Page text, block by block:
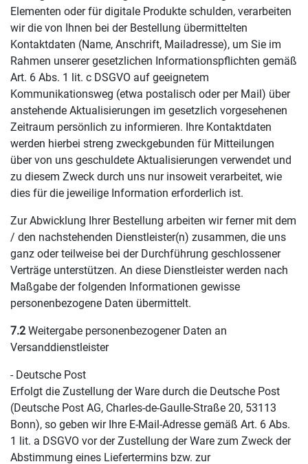
Elementen oder für digitale Produkte schulden, verarbeiten
wir die von Ihnen bei der Bestellung übermittelten
Kontaktdaten (Name, Anschrift, Mailadresse), um Sie im
Rahmen unserer gesetzlichen Informationspflichten gemäß
Art. 6 Abs. 1 lit. c DSGVO auf geeignetem
Kommunikationsweg (etwa postalisch oder per Mail) über
anstehende Aktualisierungen im gesetzlich vorgesehenen
Zeitraum persönlich zu informieren. Ihre Kontaktdaten
werden hierbei streng zweckgebunden für Mitteilungen
über von uns geschuldete Aktualisierungen verwendet und
zu diesem Zweck durch uns nur insoweit verarbeitet, wie
dies für die jeweilige Information erforderlich ist.
Zur Abwicklung Ihrer Bestellung arbeiten wir ferner mit dem
/ den nachstehenden Dienstleister(n) zusammen, die uns
ganz oder teilweise bei der Durchführung geschlossener
Verträge unterstützen. An diese Dienstleister werden nach
Maßgabe der folgenden Informationen gewisse
personenbezogene Daten übermittelt.
7.2 Weitergabe personenbezogener Daten an
Versanddienstleister
- Deutsche Post
Erfolgt die Zustellung der Ware durch die Deutsche Post
(Deutsche Post AG, Charles-de-Gaulle-Straße 20, 53113
Bonn), so geben wir Ihre E-Mail-Adresse gemäß Art. 6 Abs.
1 lit. a DSGVO vor der Zustellung der Ware zum Zweck der
Abstimmung eines Liefertermins bzw. zur